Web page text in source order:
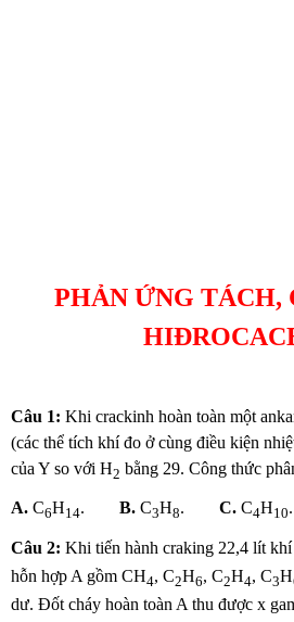
PHẢN ỨNG TÁCH,
Câu 1: Khi crackinh hoàn toàn một
(các thể tích khí đo ở cùng điều kiện
của Y so với H2 bằng 29. Công thức
A. C6H14. B. C3H8. C. C4H10
Câu 2: Khi tiến hành craking 22,4 lít
hỗn hợp A gồm CH4, C2H6, C2H4, C3H
dư. Đốt cháy hoàn toàn A thu được x